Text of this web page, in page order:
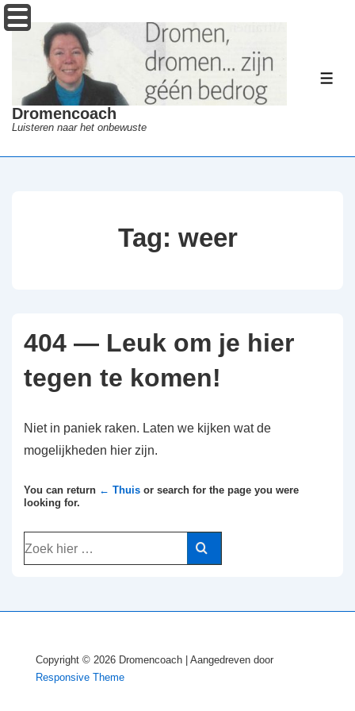
↓
Doorgaan
hoofdinhoud
Dromencoach
Luisteren naar het onbewuste
Tag: weer
404 — Leuk om je hier
tegen te komen!
Niet in paniek raken. Laten we kijken wat de
mogelijkheden hier zijn.
You can return ← Thuis or search for the page you were
looking for.
Zoek
naar:
Copyright © 2026 Dromencoach
| Aangedreven door
Responsive Theme
Menu